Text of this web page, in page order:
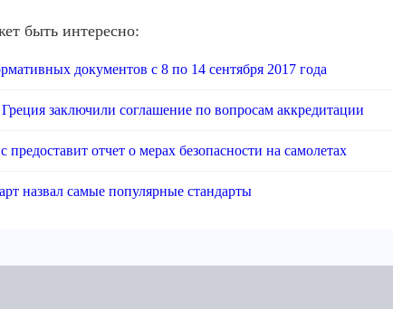
быть интересно:
документов с 8 по 14 сентября 2017 года
заключили соглашение по вопросам аккредитации
предоставит отчет о мерах безопасности на самолетах
назвал самые популярные стандарты